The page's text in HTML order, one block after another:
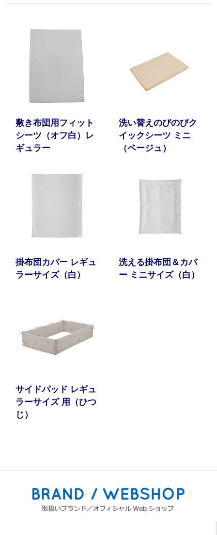
敷き布団用フィット
シーツ（オフ白）レ
ギュラー
洗い替えのびのびク
イックシーツ ミニ
（ベージュ）
掛布団カバー レギュ
ラーサイズ（白）
洗える掛布団＆カバ
ー ミニサイズ（白）
サイドパッド レギュ
ラーサイズ 用（ひつ
じ）